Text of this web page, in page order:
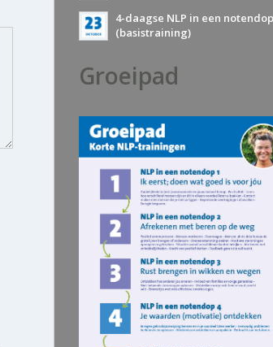
4-daagse NLP in een
(basistraining)
Groeipad